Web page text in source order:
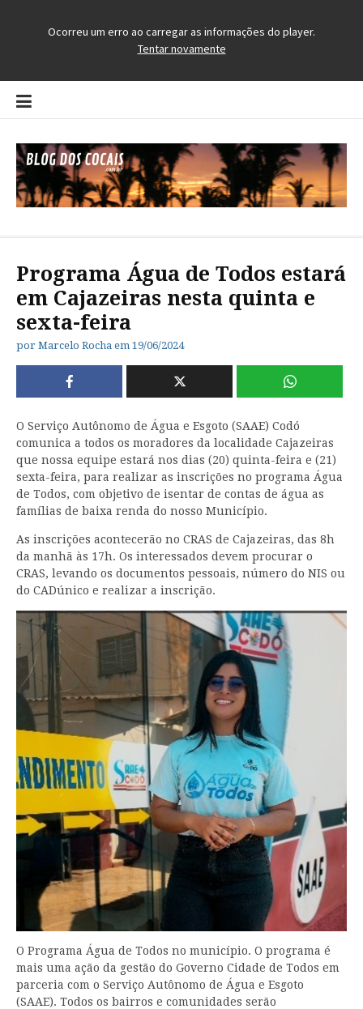
Pular
para
conteúdo
Programa Água de Todos estará
em Cajazeiras nesta quinta e
sexta-feira
por Marcelo Rocha em 19/06/2024
O Serviço Autônomo de Água e Esgoto (SAAE) Codó
comunica a todos os moradores da localidade Cajazeiras
que nossa equipe estará nos dias (20) quinta-feira e (21)
sexta-feira, para realizar as inscrições no programa Água
de Todos, com objetivo de isentar de contas de água as
famílias de baixa renda do nosso Município.
As inscrições acontecerão no CRAS de Cajazeiras, das 8h
da manhã às 17h. Os interessados devem procurar o
CRAS, levando os documentos pessoais, número do NIS ou
do CADúnico e realizar a inscrição.
O Programa Água de Todos no município. O programa é
mais uma ação da gestão do Governo Cidade de Todos em
parceria com o Serviço Autônomo de Água e Esgoto
(SAAE). Todos os bairros e comunidades serão